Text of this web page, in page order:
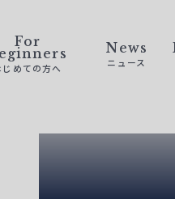
For
じめての方へ
News
ニュース